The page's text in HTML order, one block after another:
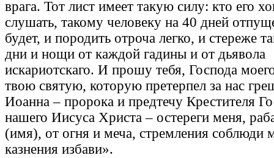
врага. Тот лист имеет такую силу: кто его
слушать, такому человеку на 40 дней
будет, и породить отроча легко, и стереже
дни и нощи от каждой гадины и от дьявола
искариотскаго. И прошу тебя, Господа
твою святую, которую претерпел за нас
Иоанна – пророка и предтечу Крестителя
нашего Иисуса Христа – остереги меня,
(имя), от огня и меча, стремления соблюди
казнения избави».